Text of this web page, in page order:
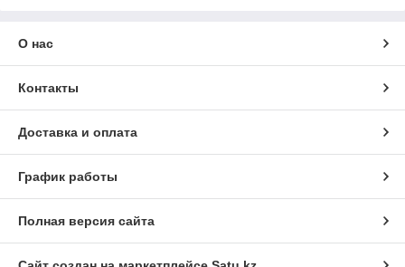
О нас
Контакты
Доставка и оплата
График работы
Полная версия сайта